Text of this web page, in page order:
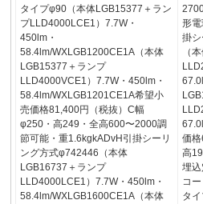
タイプφ90（本体LGB15377＋ラン
プLLD4000LCE1）7.7W・
450lm・
58.4lm/WXLGB1200CE1A（本体
LGB15377＋ランプ
LLD4000VCE1）7.7W・450lm・
58.4lm/WXLGB1201CE1A希望小
売価格81,400円（税抜）C幅
φ250・高249・全高600〜2000調
節可能・重1.6kgkADvH引掛シーリ
ング方式φ742446（本体
LGB16737＋ランプ
LLD4000LCE1）7.7W・450lm・
58.4lm/WXLGB1600CE1A（本体
形電
掛
（
価
高
埋
コ
タ